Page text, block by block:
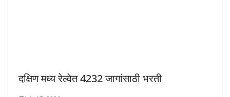
दक्षिण मध्य रेल्वेत 4232 जागांसाठी भरती